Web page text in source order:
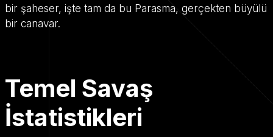
bir şaheser, işte tam da bu Parasma, gerçekten büyülü
bir canavar.
Temel Savaş
İstatistikleri